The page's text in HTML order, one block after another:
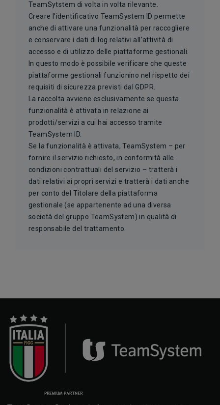
TeamSytstem di volta in volta rilevante.
Creare l’identificativo TeamSystem ID permette
anche di attivare una funzionalità per raccogliere
e conservare i dati di log relativi all'attività di
accesso e di utilizzo delle piattaforme gestionali.
In questo modo è possibile verificare che queste
piattaforme gestionali funzionino nel rispetto dei
requisiti di sicurezza previsti dal GDPR.
La raccolta avviene esclusivamente se questa
funzionalità è attivata in relazione ai
prodotti/servizi a cui hai accesso tramite
TeamSystem ID.
Se la funzionalità è attivata, TeamSystem – per
fornire il servizio richiesto, in conformità alle
condizioni contrattuali del servizio – tratterà i
dati relativi ai propri servizi e tratterà i dati anche
per conto del Titolare della piattaforma
gestionale (se appartenente ad una diversa
società del gruppo TeamSystem) in qualità di
responsabile del trattamento.